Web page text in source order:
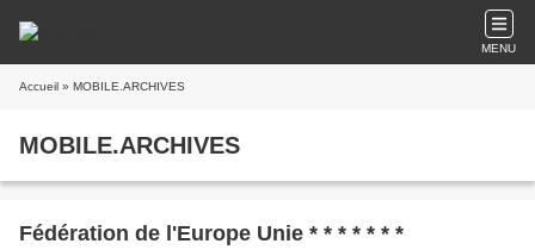
MENU
Accueil » MOBILE.ARCHIVES
MOBILE.ARCHIVES
Fédération de l'Europe Unie * * * * * * *